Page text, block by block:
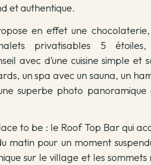
et authentique.
en effet une
privatisables 5
avec d’une cuisine simple et
un spa avec un sauna, un
superbe photo
to be : le Roof Top Bar qui
matin pour un moment
sur le village et les